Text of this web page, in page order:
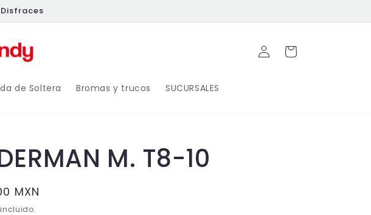
de Soltera Bromas y trucos SUCURSALES
Iniciar
sesión
Carrito
M. T8-10
MXN